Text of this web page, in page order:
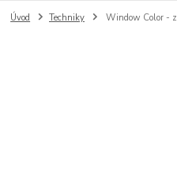
Úvod Techniky Window Color -